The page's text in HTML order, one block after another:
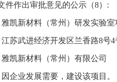
件作出审批意见的公示（8）:
雅凯新材料（常州）研发实验
苏武进经济开发区兰香路8号4
凯新材料（常州）有限公司
企业发展需要，建设该项目。